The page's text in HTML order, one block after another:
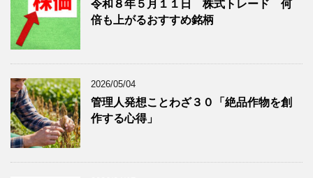
令和８年５月１１日 株式トレード 何
倍も上がるおすすめ銘柄
2026/05/04
管理人発想ことわざ３０「絶品作物を創
作する心得」